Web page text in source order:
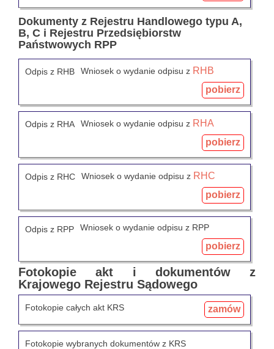
Dokumenty z Rejestru Handlowego typu A,
B, C i Rejestru Przedsiębiorstw
Państwowych RPP
Odpis z RHB Wniosek o wydanie odpisu z RHB
pobierz
Odpis z RHA Wniosek o wydanie odpisu z RHA
pobierz
Odpis z RHC Wniosek o wydanie odpisu z RHC
pobierz
Odpis z RPP Wniosek o wydanie odpisu z RPP
pobierz
Fotokopie akt i dokumentów z
Krajowego Rejestru Sądowego
Fotokopie całych akt KRS zamów
Fotokopie wybranych dokumentów z KRS